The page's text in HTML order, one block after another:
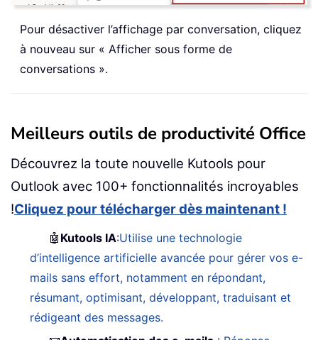
Pour désactiver l’affichage par conversation, cliquez
à nouveau sur « Afficher sous forme de
conversations ».
Meilleurs outils de productivité Office
Découvrez la toute nouvelle Kutools pour
Outlook avec 100+ fonctionnalités incroyables
!Cliquez pour télécharger dès maintenant !
🤖 Kutools IA:Utilise une technologie
d’intelligence artificielle avancée pour gérer vos e-
mails sans effort, notamment en répondant,
résumant, optimisant, développant, traduisant et
rédigeant des messages.